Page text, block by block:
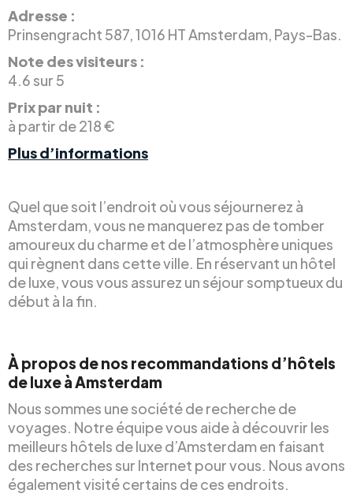
Adresse :
Prinsengracht 587, 1016 HT Amsterdam, Pays-Bas.
Note des visiteurs :
4.6 sur 5
Prix par nuit :
à partir de 218 €
Plus d’informations
Quel que soit l’endroit où vous séjournerez à
Amsterdam, vous ne manquerez pas de tomber
amoureux du charme et de l’atmosphère uniques
qui règnent dans cette ville. En réservant un hôtel
de luxe, vous vous assurez un séjour somptueux du
début à la fin.
À propos de nos recommandations d’hôtels
de luxe à Amsterdam
Nous sommes une société de recherche de
voyages. Notre équipe vous aide à découvrir les
meilleurs hôtels de luxe d’Amsterdam en faisant
des recherches sur Internet pour vous. Nous avons
également visité certains de ces endroits.